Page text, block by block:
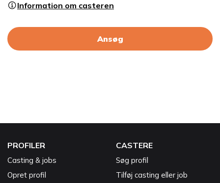
Information om casteren
Ansøg
PROFILER
Casting & jobs
Opret profil
CASTERE
Søg profil
Tilføj casting eller job